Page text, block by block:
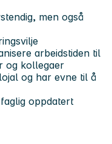
men også
arbeidstiden til
og kollegaer
og har evne til å
oppdatert